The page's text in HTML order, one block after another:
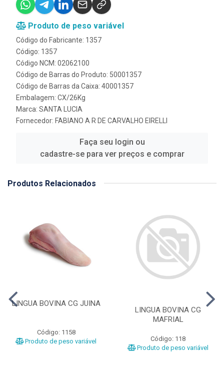
Produto de peso variável
Código do Fabricante: 1357
Código: 1357
Código NCM: 02062100
Código de Barras do Produto: 50001357
Código de Barras da Caixa: 40001357
Embalagem: CX/26Kg
Marca: SANTA LUCIA
Fornecedor: FABIANO A R DE CARVALHO EIRELLI
Faça seu login ou
cadastre-se para ver preços e comprar
Produtos Relacionados
LINGUA BOVINA CG JUINA
Código: 1158
Produto de peso variável
LINGUA BOVINA CG
MAFRIAL
Código: 118
Produto de peso variável